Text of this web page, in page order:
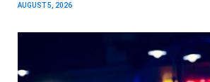
AUGUST 5, 2026